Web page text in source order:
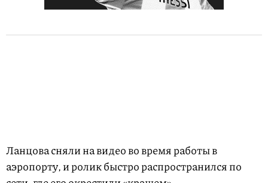
Ланцова сняли на видео во время работы в
аэропорту, и ролик быстро распространился по